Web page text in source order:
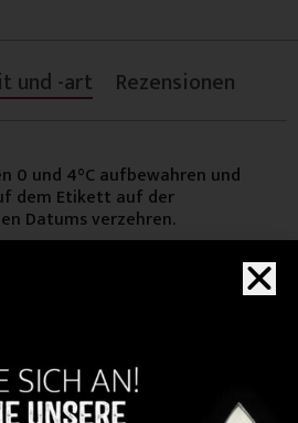
und -art Rezensionen
0 und 4°C aufbewahren und
dem Etikett auf der
Datums verzehren.
auch...